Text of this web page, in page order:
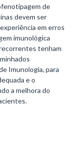
de
devem ser
em erros
imunológica
tenham
Imunologia, para
e o
a melhora do